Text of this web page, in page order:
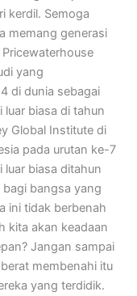
kerdil. Semoga
memang generasi
Pricewaterhouse
yang
di dunia sebagai
biasa di tahun
Global Institute di
pada urutan ke-7
biasa ditahun
bangsa yang
ini tidak berbenah
kita akan keadaan
Jangan sampai
membenahi itu
yang terdidik.